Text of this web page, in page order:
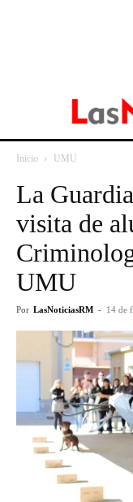
Inicio UMU
La
visita de
UMU
Por LasNoticiasRM - 14 de